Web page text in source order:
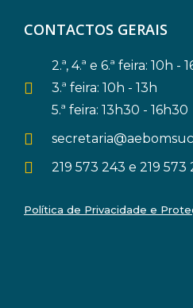
CONTACTOS GERAIS
2.ª, 4.ª e 6.ª feira: 10h -
3.ª feira: 10h - 13h
5.ª feira: 13h30 - 16h30
219 573 243 e 219 573
Política de Privacidade e